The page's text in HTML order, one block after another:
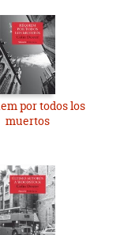
por todos los
muertos